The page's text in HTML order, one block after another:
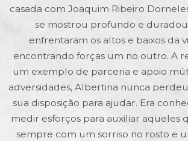
casada com Joaquim Ribeiro
se mostrou profundo e
enfrentaram os altos e baixos da
encontrando forças um no outro. A
um exemplo de parceria e apoio
adversidades, Albertina nunca
sua disposição para ajudar. Era
medir esforços para auxiliar aqueles
sempre com um sorriso no rosto e